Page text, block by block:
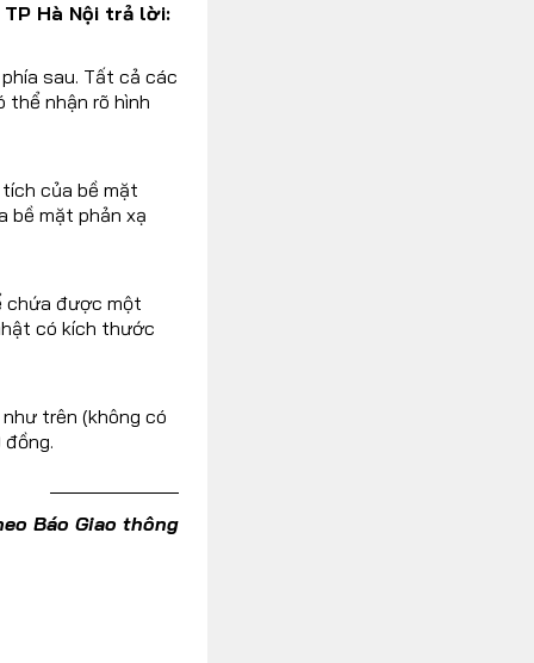
Hà Nội trả lời:
sau. Tất cả các
thể nhận rõ hình
của bề mặt
bề mặt phản xạ
chứa được một
có kích thước
trên (không có
Báo Giao thông